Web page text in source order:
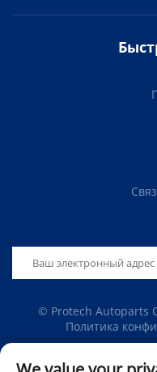
© Protech Autoparts
Политика